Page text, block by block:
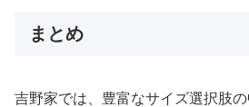
まとめ
吉野家では、豊富なサイズ選択肢